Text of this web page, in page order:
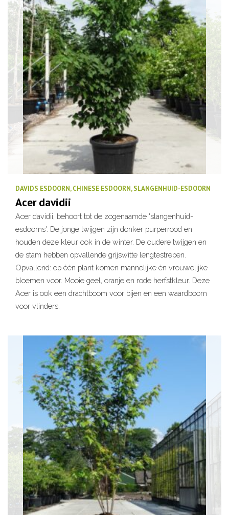
DAVIDS ESDOORN, CHINESE ESDOORN, SLANGENHUID-ESDOORN
Acer davidii
Acer davidii, behoort tot de zogenaamde 'slangenhuid-
esdoorns'. De jonge twijgen zijn donker purperrood en
houden deze kleur ook in de winter. De oudere twijgen en
de stam hebben opvallende grijswitte lengtestrepen.
Opvallend: op één plant komen mannelijke èn vrouwelijke
bloemen voor. Mooie geel, oranje en rode herfstkleur. Deze
Acer is ook een drachtboom voor bijen en een waardboom
voor vlinders.